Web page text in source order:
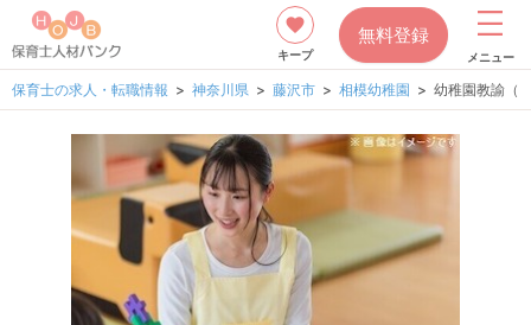
キープ
無料登録
メニュー
保育士の求人・転職情報 神奈川県 藤沢市 相模幼稚園 幼稚園教諭（